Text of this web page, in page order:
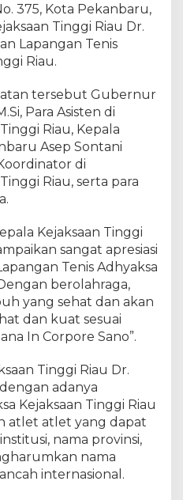
375, Kota Pekanbaru,
Tinggi Riau Dr.
Lapangan Tenis
Riau.
tersebut Gubernur
Para Asisten di
Riau, Kepala
Asep Sontani
di
Riau, serta para
Kejaksaan Tinggi
sangat apresiasi
Tenis Adhyaksa
berolahraga,
yang sehat dan akan
dan kuat sesuai
In Corpore Sano”.
Tinggi Riau Dr.
adanya
Kejaksaan Tinggi Riau
atlet atlet yang dapat
nama provinsi,
nama
internasional.